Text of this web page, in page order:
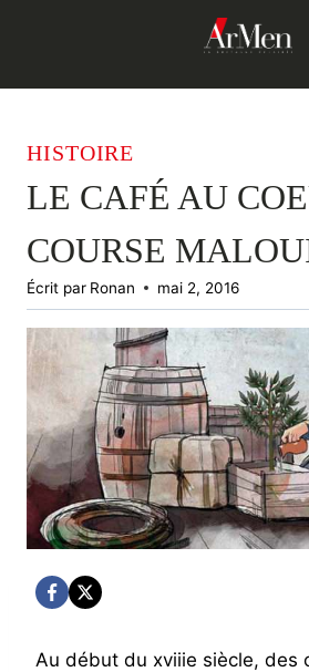
HISTOIRE
LE CAFÉ AU
COURSE
Écrit par Ronan mai 2, 2016
Au début du xviiie siècle, des